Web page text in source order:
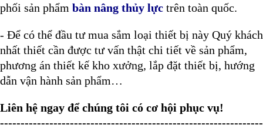
phối sản phẩm bàn nâng thủy lực trên toàn quốc.
- Để có thể đầu tư mua sắm loại thiết bị này Quý khách
nhất thiết cần được tư vấn thật chi tiết về sản phẩm,
phương án thiết kế kho xưởng, lắp đặt thiết bị, hướng
dẫn vận hành sản phẩm…
Liên hệ ngay để chúng tôi có cơ hội phục vụ!
----------------------------------------------------------------